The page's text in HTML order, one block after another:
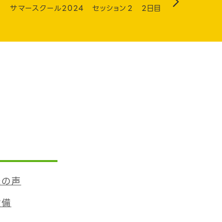
サマースクール2024 セッション２ 2日目
声